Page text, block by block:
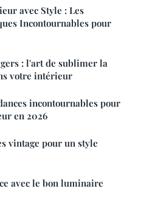
avec Style : Les
Incontournables pour
: l'art de sublimer la
votre intérieur
incontournables pour
en 2026
vintage pour un style
avec le bon luminaire